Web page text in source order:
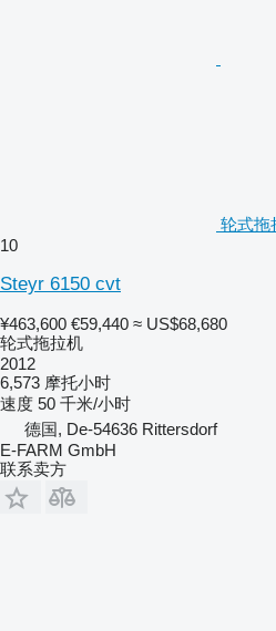
轮式拖
10
Steyr 6150 cvt
¥463,600 €59,440 ≈ US$68,680
轮式拖拉机
2012
6,573 摩托小时
速度 50 千米/小时
德国, De-54636 Rittersdorf
E-FARM GmbH
联系卖方